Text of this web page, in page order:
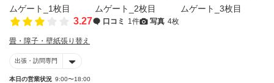
3.27 口コミ 1件 写真 4枚
畳・障子・壁紙張り替え
出張・訪問専門
本日の営業状況 9:00〜18:00